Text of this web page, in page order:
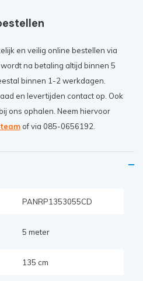
en veilig online bestellen via
wordt na betaling altijd binnen 5
binnen 1-2 werkdagen.
en levertijden contact op. Ook
ons ophalen. Neem hiervoor
of via 085-0656192.
PANRP1353055CD
5 meter
135 cm